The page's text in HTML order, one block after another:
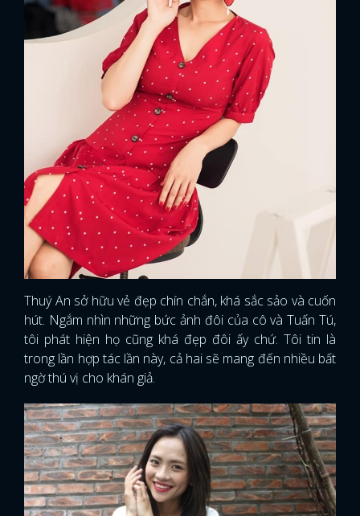
Thuý An sở hữu vẻ đẹp chín chắn, khá sắc sảo và cuốn
hút. Ngắm nhìn những bức ảnh đôi của cô và Tuấn Tú,
tôi phát hiện họ cũng khá đẹp đôi ấy chứ. Tôi tin là
trong lần hợp tác lần này, cả hai sẽ mang đến nhiều bất
ngờ thú vị cho khán giả.